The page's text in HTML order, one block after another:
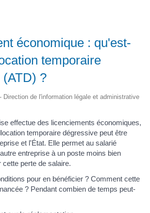
économique : qu'est-
temporaire
?
Direction de l'information légale et administrative
effectue des licenciements économiques,
temporaire dégressive peut être
et l'État. Elle permet au salarié
entreprise à un poste moins bien
cette perte de salaire.
pour en bénéficier ? Comment cette
? Pendant combien de temps peut-